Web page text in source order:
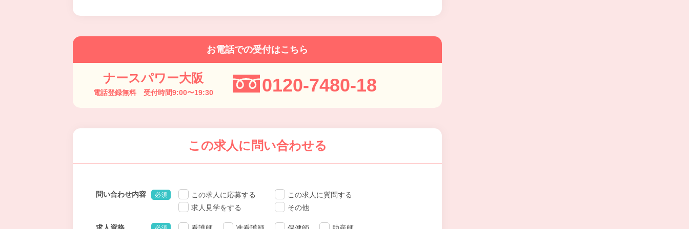
お電話での受付はこちら
ナースパワー大阪
電話登録無料 受付時間9:00〜19:30 0120-7480-18
この求人に問い合わせる
問い合わせ内容 必須 この求人に応募する
この求人に質問する
求人見学をする
その他